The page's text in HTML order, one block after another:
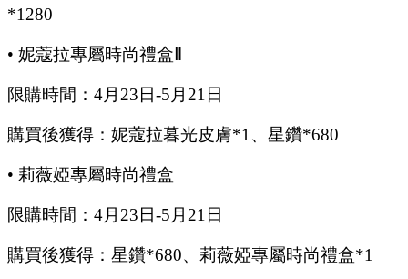
*1280
• 妮蔻拉專屬時尚禮盒
限購時間： 4月 23 日-5月 21 日
購買後獲得：妮蔻拉暮光皮膚*1、星鑽*680
• 莉薇婭專屬時尚禮盒
限購時間： 4月 23 日-5月 21 日
購買後獲得：星鑽*680、莉薇婭專屬時尚禮盒*1